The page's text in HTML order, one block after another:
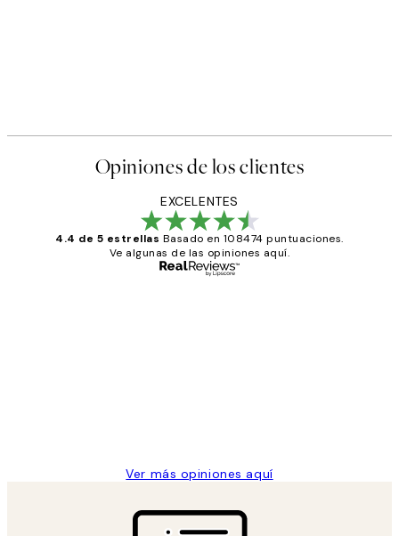
Opiniones de los clientes
EXCELENTES
4.4 de 5 estrellas Basado en 108474 puntuaciones.
Ve algunas de las opiniones aquí.
Ver más opiniones aquí